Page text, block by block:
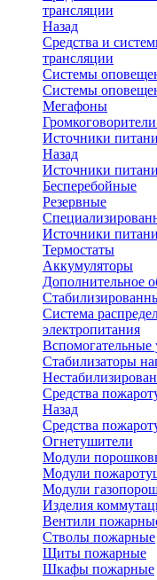
трансляции
Назад
Средства и
трансляции
Системы
Системы
Мегафоны
Источники
Назад
Источники
Бесперебойные
Резервные
Источники
Термостаты
Аккумуляторы
Дополнительное
Система
электропитания
Вспомогательные
Стабилизаторы
Средства
Назад
Средства
Огнетушители
Модули
Модули
Модули
Изделия
Вентили
Стволы пожарные
Щиты пожарные
Шкафы пожарные